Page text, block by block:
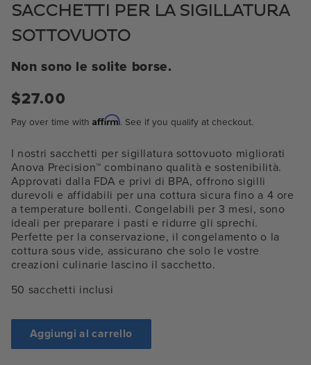
SACCHETTI PER LA SIGILLATURA
SOTTOVUOTO
Non sono le solite borse.
Prezzo
$27.00
Pay over time with Affirm. See if you qualify at checkout.
I nostri sacchetti per sigillatura sottovuoto migliorati
Anova Precision™ combinano qualità e sostenibilità.
Approvati dalla FDA e privi di BPA, offrono sigilli
durevoli e affidabili per una cottura sicura fino a 4 ore
a temperature bollenti. Congelabili per 3 mesi, sono
ideali per preparare i pasti e ridurre gli sprechi.
Perfette per la conservazione, il congelamento o la
cottura sous vide, assicurano che solo le vostre
creazioni culinarie lascino il sacchetto.
50 sacchetti inclusi
Aggiungi al carrello